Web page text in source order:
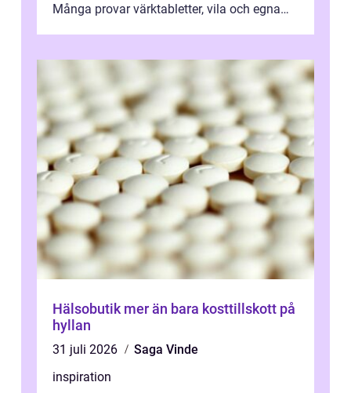
Många provar värktabletter, vila och egna
Hälsobutik mer än bara kosttillskott på
hyllan
31 juli 2026
Saga Vinde
inspiration